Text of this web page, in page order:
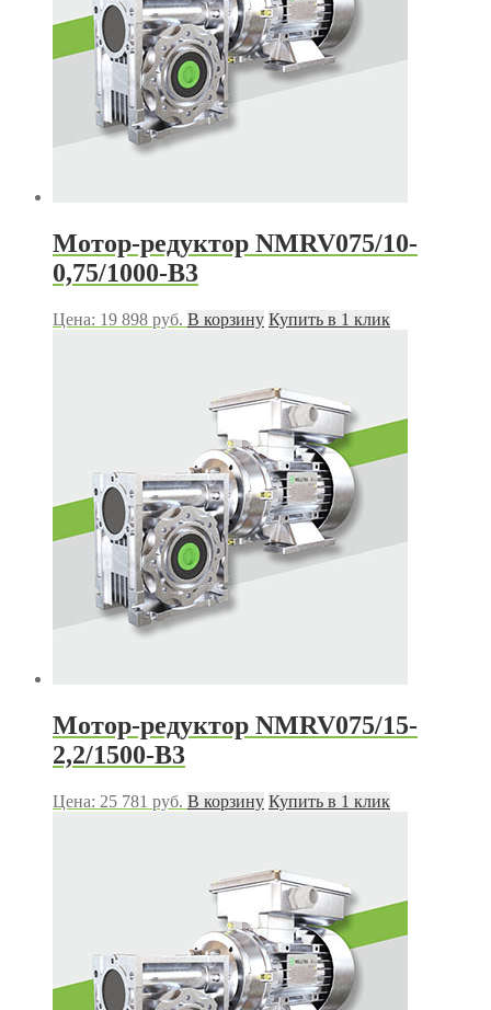
Мотор-редуктор NMRV075/10-
0,75/1000-В3
Цена: 19 898 руб. В корзину Купить в 1 клик
Мотор-редуктор NMRV075/15-
2,2/1500-В3
Цена: 25 781 руб. В корзину Купить в 1 клик